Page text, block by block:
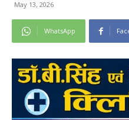
May 13, 2026
WhatsApp